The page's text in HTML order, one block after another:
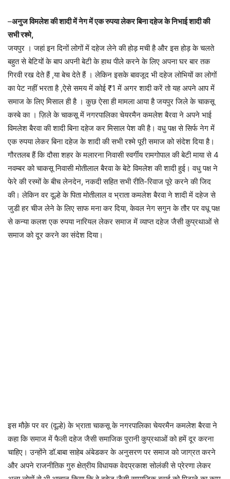
–अनुज विमलेश की शादी में नेग में एक रुपया लेकर बिना दहेज के निभाई शादी की
सभी रश्मे,
जयपुर । जहां इन दिनों लोगों में दहेज लेने की होड़ मची है और इस होड़ के चलते
बहुत से बेटियों के बाप अपनी बेटी के हाथ पीले करने के लिए अपना घर बार तक
गिरवी रख देते हैं ,या बेच देते हैं । लेकिन इसके बावजूद भी दहेज लोभियों का लोगों
का पेट नहीं भरता है ,ऐसे समय में कोई ₹1 में अगर शादी करें तो यह अपने आप में
समाज के लिए मिसाल ही है । कुछ ऐसा ही मामला आया है जयपुर जिले के चाकसू
कस्बे का । ज़िले के चाकसू में नगरपालिका चेयरमैन कमलेश बैरवा ने अपने भाई
विमलेश बैरवा की शादी बिना दहेज कर मिसाल पेश की है। वधु पक्ष से सिर्फ नेग में
एक रुपया लेकर बिना दहेज के शादी की सभी रश्मे पूरी समाज को संदेश दिया है।
गौरतलब हैं कि दौसा शहर के मलारना निवासी स्वर्गीय रामगोपाल की बेटी माया से 4
नवम्बर को चाकसू निवासी मोतीलाल बैरवा के बेटे विमलेश की शादी हुई। वधु पक्ष ने
फेरे की रस्मों के बीच लेनदेन, नकदी सहित सभी रीति-रिवाज पूरे करने की जिद
की। लेकिन वर दूल्हे के पिता मोतीलाल व भ्राता कमलेश बैरवा ने शादी में दहेज से
जुडी हर चीज लेने के लिए साफ मना कर दिया, केवल नेग सगुन के तौर पर वधू पक्ष
से कन्या कलश एक रुपया नारियल लेकर समाज में व्याप्त दहेज जैसी कुप्रथाओं से
समाज को दूर करने का संदेश दिया।
इस मौक़े पर वर (दूल्हे) के भ्राता चाकसू के नगरपालिका चेयरमैन कमलेश बैरवा ने
कहा कि समाज में फैली दहेज जैसी समाजिक पुरानी कुप्रथाओं को हमें दूर करना
चाहिए। उन्होंने डॉ.बाबा साहेब अंबेडकर के अनुसरण पर समाज को जाग्रत करने
और अपने राजनीतिक गुरु क्षेत्रीय विधायक वेदप्रकाश सोलंकी से प्रेरणा लेकर